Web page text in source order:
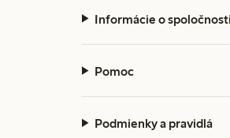
Informácie o
Pomoc
Podmienky a pravidlá